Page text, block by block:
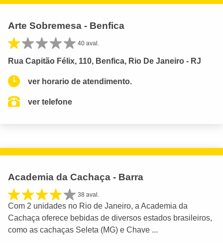
Arte Sobremesa - Benfica
40 aval.
Rua Capitão Félix, 110, Benfica, Rio De Janeiro - RJ
ver horario de atendimento.
ver telefone
Academia da Cachaça - Barra
38 aval.
Com 2 unidades no Rio de Janeiro, a Academia da
Cachaça oferece bebidas de diversos estados brasileiros,
como as cachaças Seleta (MG) e Chave ...